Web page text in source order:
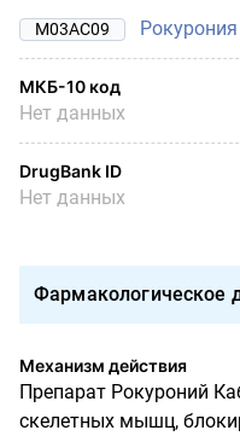
M03AC09
МКБ-10 код
Нет данных
DrugBank ID
Нет данных
Фармакологическое
Механизм действия
Препарат Рокуроний
скелетных мышц,